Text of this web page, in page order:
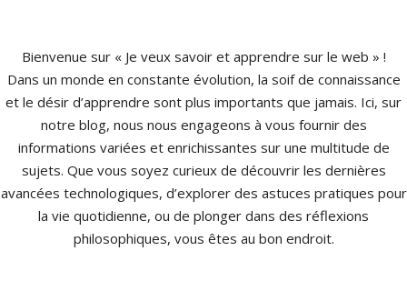
Bienvenue sur « Je veux savoir et apprendre sur le web » !
Dans un monde en constante évolution, la soif de connaissance
et le désir d’apprendre sont plus importants que jamais. Ici, sur
notre blog, nous nous engageons à vous fournir des
informations variées et enrichissantes sur une multitude de
sujets. Que vous soyez curieux de découvrir les dernières
avancées technologiques, d’explorer des astuces pratiques pour
la vie quotidienne, ou de plonger dans des réflexions
philosophiques, vous êtes au bon endroit.